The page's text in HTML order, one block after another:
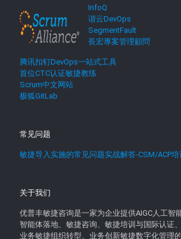
InfoQ
谐云DevOps
SegmentFault
長宏專案管理顧問
腾讯扣钉DevOps一站式工具
首位CTC认证敏捷教练
Scrum中文网站
极狐GitLab
常见问题
敏捷导入实施的常见问题实战解答-CSM/ACP培
关于我们
优普丰敏捷咨询是一家为企业提供AIGC人工智
智能体落地、敏捷咨询、敏捷培训与国际认证
业务敏捷组织转型、业务创新敏捷数字化管理